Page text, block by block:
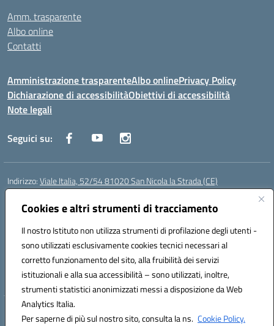
Cookies e altri strumenti di tracciamento
Il nostro Istituto non utilizza strumenti di profilazione degli utenti -
sono utilizzati esclusivamente cookies tecnici necessari al
corretto funzionamento del sito, alla fruibilità dei servizi
istituzionali e alla sua accessibilità – sono utilizzati, inoltre,
strumenti statistici anonimizzati messi a disposizione da Web
Analytics Italia.
Per saperne di più sul nostro sito, consulta la ns. Cookie Policy.
Amm. trasparente
Albo online
Contatti
Amministrazione trasparenteAlbo onlinePrivacy Policy
Dichiarazione di accessibilitàObiettivi di accessibilità
Note legali
Seguici su:
Indirizzo:Viale Italia, 52/54 81020 San Nicola la Strada (CE)
Centralino:
Posta elettronica certificata (PEC):ceic86700d@pec.istruzione.it
Codice fiscale: 93081990611
Codice meccanografico:CEIC86700D
Codice Indice delle Pubbliche Amministrazioni (IPA): istsc_ceic86700d
Codice unico di fatturazione (CUF): XLWGV9
Hosting & Powered by 3D Solution S.r.l.